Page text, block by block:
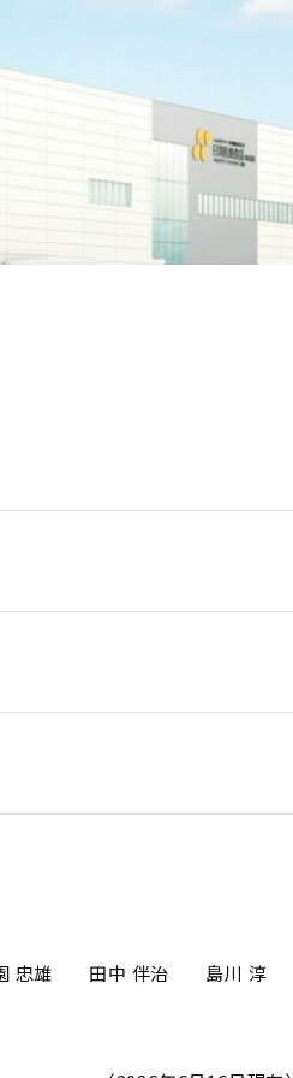
忠雄 田中 伴治 島川 淳